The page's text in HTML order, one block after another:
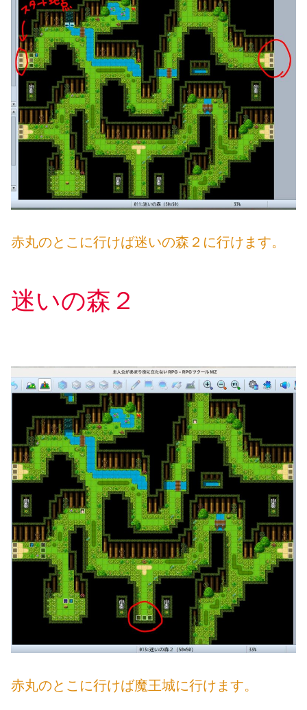
赤丸のとこに行けば迷いの森２に行けます。
迷いの森２
赤丸のとこに行けば魔王城に行けます。